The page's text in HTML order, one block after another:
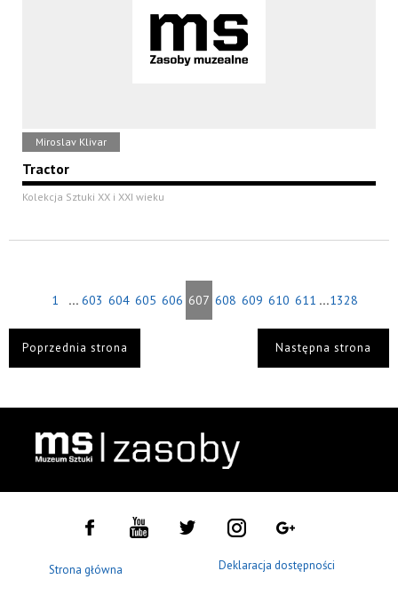
Miroslav Klivar
Tractor
Kolekcja Sztuki XX i XXI wieku
1 ... 603 604 605 606 607 608 609 610 611 ...1328
Poprzednia strona Następna strona
Strona główna Deklaracja dostępności